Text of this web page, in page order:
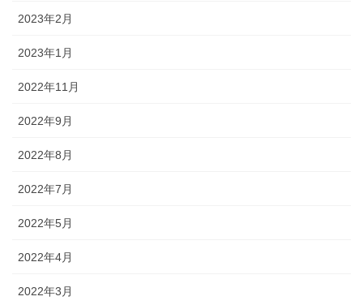
2023年2月
2023年1月
2022年11月
2022年9月
2022年8月
2022年7月
2022年5月
2022年4月
2022年3月